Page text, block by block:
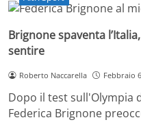
Brignone spaventa
sentire
Roberto Naccarella Febbraio
Dopo il test sull'Olympia
Federica Brignone